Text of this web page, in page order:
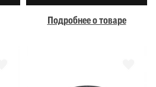
Подробнее о товаре